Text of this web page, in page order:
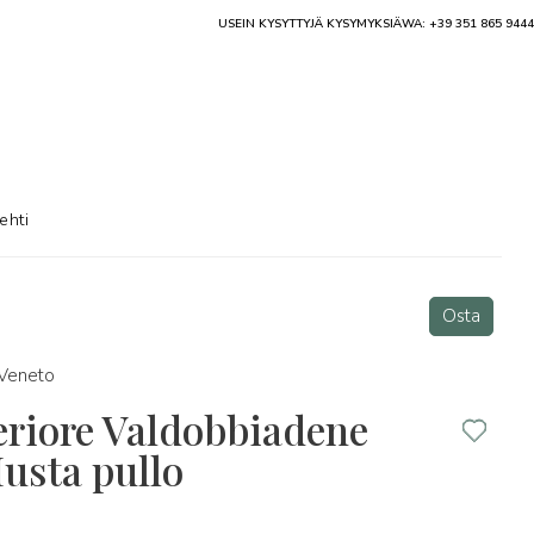
Osta
Valdobbiadene
pullo
USEIN KYSYTTYJÄ KYSYMYKSIÄWA: +39 351 865 9444